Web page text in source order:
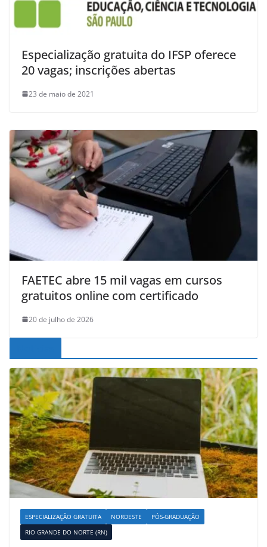
Especialização gratuita do IFSP oferece
20 vagas; inscrições abertas
23 de maio de 2021
FAETEC abre 15 mil vagas em cursos
gratuitos online com certificado
20 de julho de 2026
ESPECIALIZAÇÃO GRATUITA NORDESTE
PÓS-GRADUAÇÃO
RIO GRANDE DO NORTE (RN)